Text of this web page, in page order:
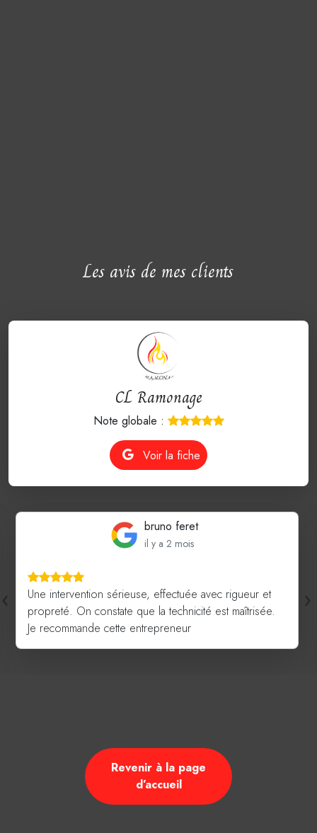
Les avis de mes clients
CL Ramonage
Note globale :
Voir la fiche
bruno feret
il y a 2 mois
Une intervention sérieuse, effectuée avec rigueur et
propreté. On constate que la technicité est maîtrisée.
Je recommande cette entrepreneur
‹ ›
Revenir à la page
d’accueil